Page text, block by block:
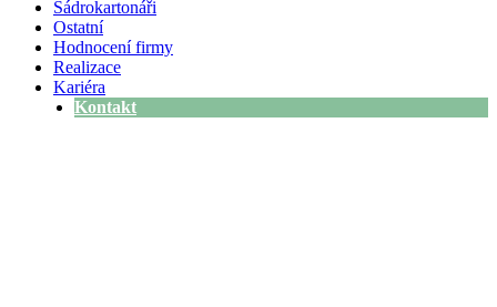
Sádrokartonáři
Ostatní
Hodnocení firmy
Realizace
Kariéra
Kontakt